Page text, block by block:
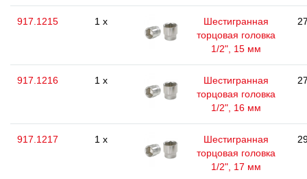
917.1215 1 x
Шестигранная
торцовая головка
1/2", 15 мм
917.1216 1 x
Шестигранная
торцовая головка
1/2", 16 мм
917.1217 1 x
Шестигранная
торцовая головка
1/2", 17 мм